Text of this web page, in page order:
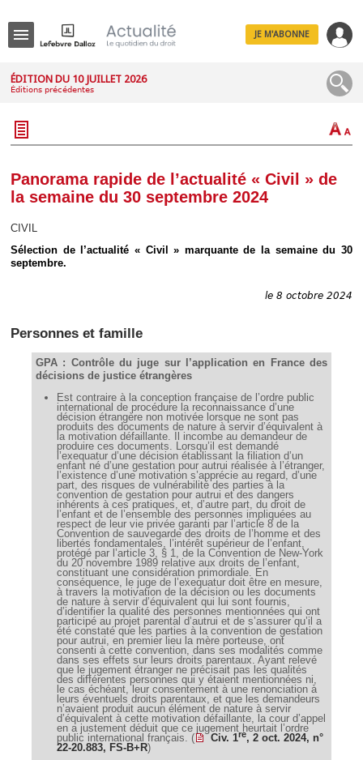
JE M'ABONNE
ÉDITION DU 10 JUILLET 2026
Éditions précédentes
Panorama rapide de l’actualité « Civil » de
la semaine du 30 septembre 2024
CIVIL
Sélection de l’actualité « Civil » marquante de la semaine du 30
septembre.
le 8 octobre 2024
Personnes et famille
GPA : Contrôle du juge sur l’application en France des
décisions de justice étrangères
Est contraire à la conception française de l’ordre public
international de procédure la reconnaissance d’une
décision étrangère non motivée lorsque ne sont pas
produits des documents de nature à servir d’équivalent à
la motivation défaillante. Il incombe au demandeur de
produire ces documents. Lorsqu’il est demandé
l’exequatur d’une décision établissant la filiation d’un
enfant né d’une gestation pour autrui réalisée à l’étranger,
l’existence d’une motivation s’apprécie au regard, d’une
part, des risques de vulnérabilité des parties à la
convention de gestation pour autrui et des dangers
inhérents à ces pratiques, et, d’autre part, du droit de
l’enfant et de l’ensemble des personnes impliquées au
respect de leur vie privée garanti par l’article 8 de la
Convention de sauvegarde des droits de l’homme et des
libertés fondamentales, l’intérêt supérieur de l’enfant,
protégé par l’article 3, § 1, de la Convention de New-York
du 20 novembre 1989 relative aux droits de l’enfant,
constituant une considération primordiale. En
conséquence, le juge de l’exequatur doit être en mesure,
à travers la motivation de la décision ou les documents
de nature à servir d’équivalent qui lui sont fournis,
d’identifier la qualité des personnes mentionnées qui ont
participé au projet parental d’autrui et de s’assurer qu’il a
été constaté que les parties à la convention de gestation
pour autrui, en premier lieu la mère porteuse, ont
consenti à cette convention, dans ses modalités comme
dans ses effets sur leurs droits parentaux. Ayant relevé
que le jugement étranger ne précisait pas les qualités
des différentes personnes qui y étaient mentionnées ni,
le cas échéant, leur consentement à une renonciation à
leurs éventuels droits parentaux, et que les demandeurs
n’avaient produit aucun élément de nature à servir
d’équivalent à cette motivation défaillante, la cour d’appel
en a justement déduit que ce jugement heurtait l’ordre
public international français. (
Civ. 1re, 2 oct. 2024, n°
22-20.883, FS-B+R)